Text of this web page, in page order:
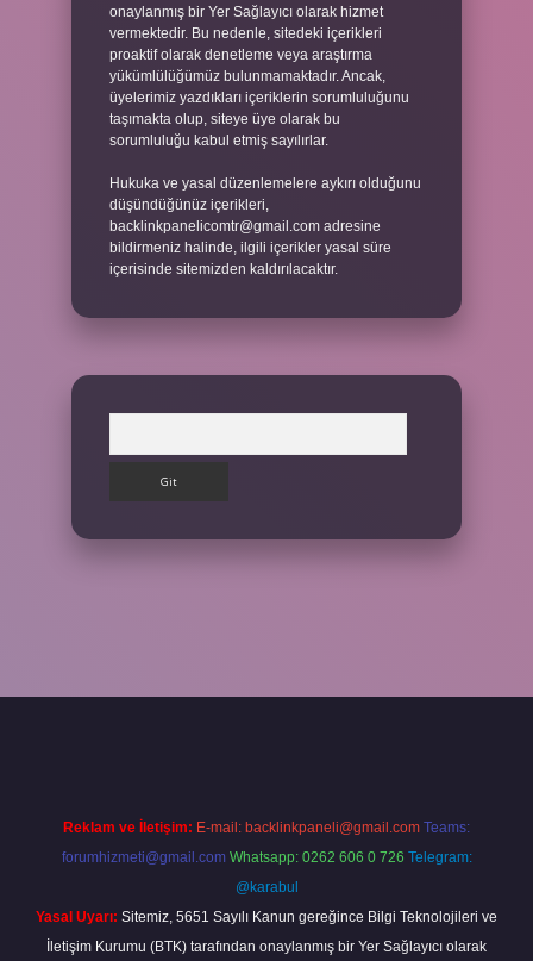
onaylanmış bir Yer Sağlayıcı olarak hizmet
vermektedir. Bu nedenle, sitedeki içerikleri
proaktif olarak denetleme veya araştırma
yükümlülüğümüz bulunmamaktadır. Ancak,
üyelerimiz yazdıkları içeriklerin sorumluluğunu
taşımakta olup, siteye üye olarak bu
sorumluluğu kabul etmiş sayılırlar.
Hukuka ve yasal düzenlemelere aykırı olduğunu
düşündüğünüz içerikleri,
backlinkpanelicomtr@gmail.com adresine
bildirmeniz halinde, ilgili içerikler yasal süre
içerisinde sitemizden kaldırılacaktır.
Reklam ve İletişim: E-mail: backlinkpaneli@gmail.com Teams:
forumhizmeti@gmail.com Whatsapp: 0262 606 0 726 Telegram:
@karabul
Yasal Uyarı: Sitemiz, 5651 Sayılı Kanun gereğince Bilgi Teknolojileri ve
İletişim Kurumu (BTK) tarafından onaylanmış bir Yer Sağlayıcı olarak